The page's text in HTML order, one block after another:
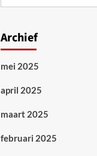
Archief
mei 2025
april 2025
maart 2025
februari 2025